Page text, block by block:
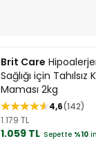
Brit Care
Sağlığı için Tahılsız
Maması 2kg
4,6 142
1.179 TL
1.059 TL Sepette %10